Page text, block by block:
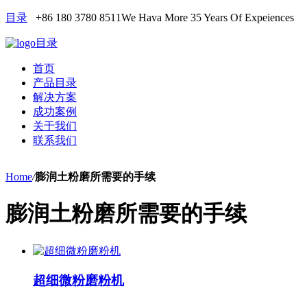
目录 +86 180 3780 8511We Hava More 35 Years Of Expeiences
目录
首页
产品目录
解决方案
成功案例
关于我们
联系我们
Home/膨润土粉磨所需要的手续
膨润土粉磨所需要的手续
超细微粉磨粉机